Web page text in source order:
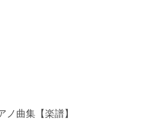
曲集【楽譜】